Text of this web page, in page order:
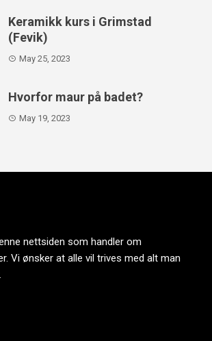
Keramikk kurs i Grimstad
(Fevik)
May 25, 2023
Hvorfor maur på badet?
May 19, 2023
nettsiden som handler om
Vi ønsker at alle vil trives med alt man